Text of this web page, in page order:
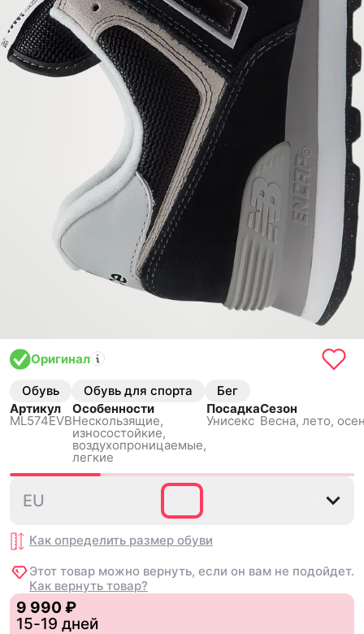
Оригинал
Обувь Обувь для спорта
Бег
Артикул
ML574EVB
Особенности
Нескользящиe,
износостойкие,
воздухопроницаемые,
легкие
Посадка
Унисекс
Сезон
Весна, лето,
38.5
EU
Как определить размер обуви
Этот товар можно вернуть, если он вам не подойдет.
Как вернуть товар?
9 990 ₽
15-19 дней